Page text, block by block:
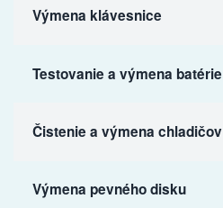
Výmena klávesnice
Testovanie a výmena batérie
Čistenie a výmena chladičov
Výmena pevného disku